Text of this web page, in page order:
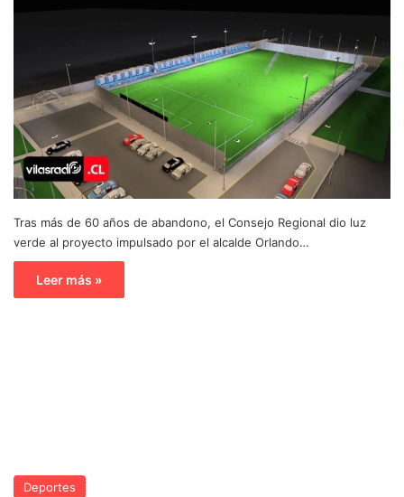
Tras más de 60 años de abandono, el Consejo Regional dio luz
verde al proyecto impulsado por el alcalde Orlando…
Leer más »
Deportes